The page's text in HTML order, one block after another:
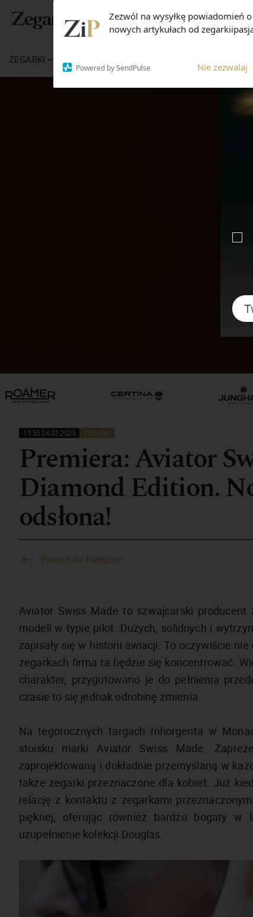
Zezwól na wysyłkę powiadomień o
nowych artykułach od
Powered by SendPulse Nie zezwalaj
ZEGARKI
11:55 24.03.2025 ZEGARKI
Premiera: Aviator
Diamond Edition.
odsłona!
Powrót do kategorii
Aviator Swiss Made to szwajcarski
modeli w typie pilot. Dużych, solidnych i
zapisały się w historii awiacji. To oczywiście
zegarkach firma ta będzie się koncentrować.
charakter, przygotowano je do pełnienia
czasie to się jednak odrobinę zmienia.
Na tegorocznych targach Inhorgenta w
stoisku marki Aviator Swiss Made.
zaprojektowaną i dokładnie przemyślaną w
także zegarki przeznaczone dla kobiet. Już
relację z kontaktu z zegarkami
pięknej, oferując również bardzo bogaty w
uzupełnienie kolekcji Douglas.